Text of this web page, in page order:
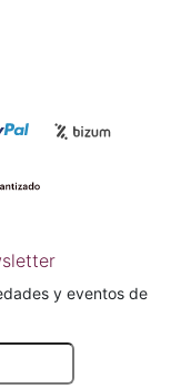
y eventos de